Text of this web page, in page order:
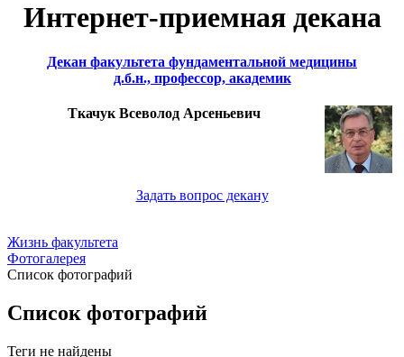
Интернет-приемная декана
Декан факультета фундаментальной медицины
д.б.н., профессор, академик
Ткачук Всеволод Арсеньевич
Задать вопрос декану
Жизнь факультета
Фотогалерея
Список фотографий
Список фотографий
Теги не найдены